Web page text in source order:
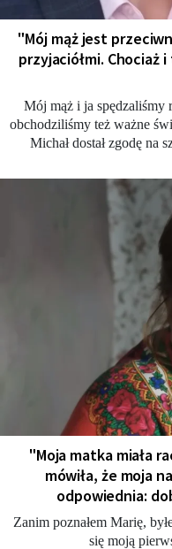
"Mój mąż jest
przyjaciółmi. Chociaż
Mój mąż i ja spędzaliśmy
obchodziliśmy też ważne
Michał dostał zgodę na
"Moja matka miała
mówiła, że moja
odpowiednia:
Zanim poznałem Marię,
się moją